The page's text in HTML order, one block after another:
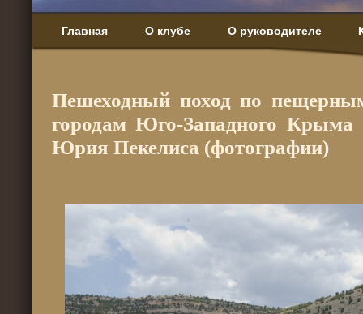
Главная О клубе О руководителе
Пешеходный поход по
городам Юго-Западного Крыма
Юрия Пекелиса (фотографии)